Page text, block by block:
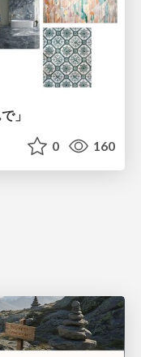
」
0 160